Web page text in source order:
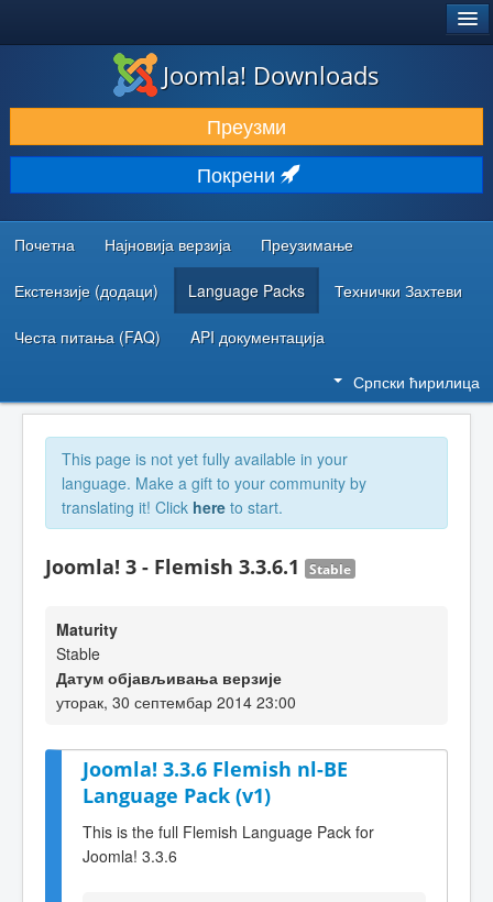
ПРЕУЗИМАЊЕ И ПРОШИРЕЊА (ЕКСТЕНЗИЈЕ)
ОТКРИЈТЕ И НАУЧИТЕ
ЗАЈЕДНИЦА И ПОДРШКА
РЕСУРСИ ЗА РАЗВОЈ
Joomla! Downloads
Преузми
Покрени
Почетна Најновија верзија Преузимање
Екстензије (додаци) Language Packs Технички Захтеви
Честа питања (FAQ) API документација
Српски ћирилица
This page is not yet fully available in your
language. Make a gift to your community by
translating it! Click here to start.
Joomla! 3 - Flemish 3.3.6.1 Stable
Maturity
Stable
Датум објављивања верзије
уторак, 30 септембар 2014 23:00
Joomla! 3.3.6 Flemish nl-BE
Language Pack (v1)
This is the full Flemish Language Pack for
Joomla! 3.3.6